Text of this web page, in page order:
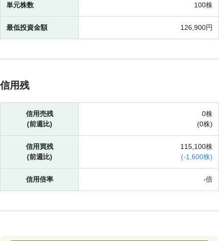
単元株数 100株
最低投資金額 126,900円
信用残
信用売残
(前週比)
0株
(0株)
信用買残
(前週比)
115,100株
(-1,600株)
信用倍率 -倍